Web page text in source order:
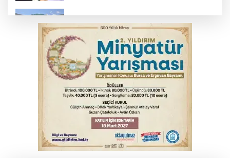
geleceğe taşınacak
İznik Gölü kıyısında 70 milyon yıllık fosil
bulundu
Tarihi eser kaçakçısı Bursa'da sert kayaya
çarptı
THY temmuzda yolcu rekoru kırdı